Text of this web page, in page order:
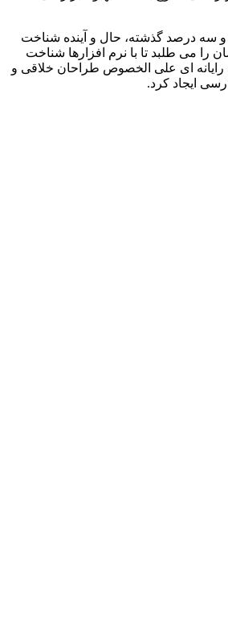
سه درصد گذشته، حال و آینده شناخت
را می طلبد تا با نرم افزارها شناخت
رایانه ای علی الخصوص طراحان خلاقی و
ایجاد کرد.